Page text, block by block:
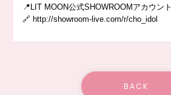
📍LIT MOON公式SHOWROOMアカウント
🔗 http://showroom-live.com/r/cho_idol
BACK